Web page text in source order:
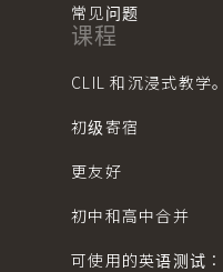
常见问题
课程
CLIL 和沉浸式教学。
初级寄宿
更友好
初中和高中合并
可使用的英语测试